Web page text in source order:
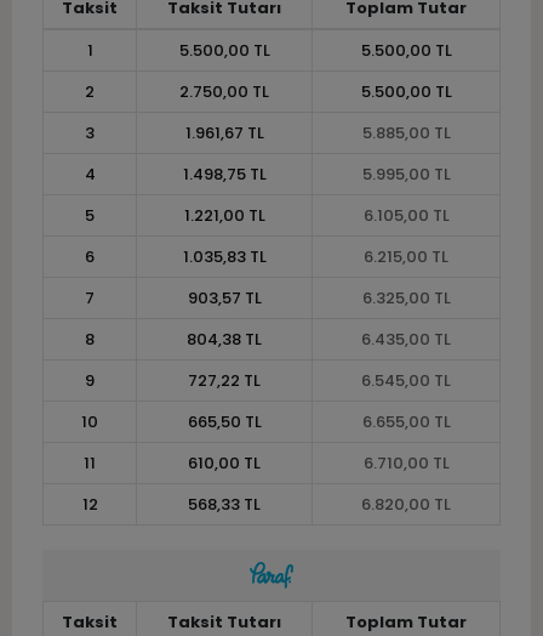
Taksit Taksit Tutarı
Toplam Tutar
1
5.500,00 TL
5.500,00 TL
2
2.750,00 TL
5.500,00 TL
3
1.961,67 TL
5.885,00 TL
4
1.498,75 TL
5.995,00 TL
5
1.221,00 TL
6.105,00 TL
6
1.035,83 TL
6.215,00 TL
7
903,57 TL
6.325,00 TL
8
804,38 TL
6.435,00 TL
9
727,22 TL
6.545,00 TL
10
665,50 TL
6.655,00 TL
11
610,00 TL
6.710,00 TL
12
568,33 TL 6.820,00 TL
Taksit Taksit Tutarı
Toplam Tutar